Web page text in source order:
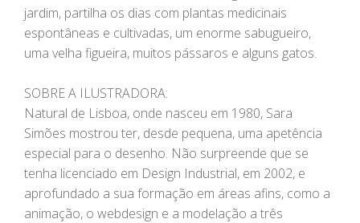
jardim, partilha os dias com plantas medicinais
espontâneas e cultivadas, um enorme sabugueiro,
uma velha figueira, muitos pássaros e alguns gatos.
SOBRE A ILUSTRADORA:
Natural de Lisboa, onde nasceu em 1980, Sara
Simões mostrou ter, desde pequena, uma apetência
especial para o desenho. Não surpreende que se
tenha licenciado em Design Industrial, em 2002, e
aprofundado a sua formação em áreas afins, como a
animação, o webdesign e a modelação a três